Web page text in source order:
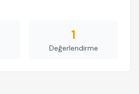
1
Değerlendirme